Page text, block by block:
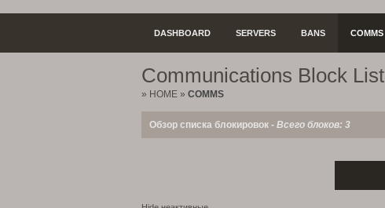
DASHBOARD SERVERS BANS COMMS
Communications Block List
» HOME » COMMS
Обзор списка блокировок - Всего блоков: 3